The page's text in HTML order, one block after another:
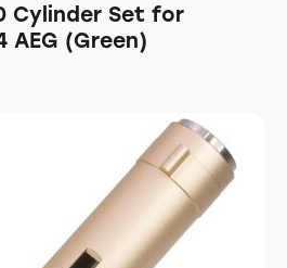
Cylinder Set for
AEG (Green)